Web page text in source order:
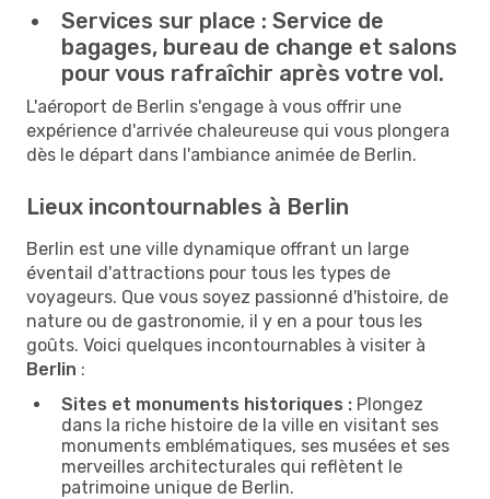
Services sur place : Service de
bagages, bureau de change et salons
pour vous rafraîchir après votre vol.
L'aéroport de Berlin s'engage à vous offrir une
expérience d'arrivée chaleureuse qui vous plongera
dès le départ dans l'ambiance animée de Berlin.
Lieux incontournables à Berlin
Berlin est une ville dynamique offrant un large
éventail d'attractions pour tous les types de
voyageurs. Que vous soyez passionné d'histoire, de
nature ou de gastronomie, il y en a pour tous les
goûts. Voici quelques incontournables à visiter à
Berlin :
Sites et monuments historiques : Plongez
dans la riche histoire de la ville en visitant ses
monuments emblématiques, ses musées et ses
merveilles architecturales qui reflètent le
patrimoine unique de Berlin.